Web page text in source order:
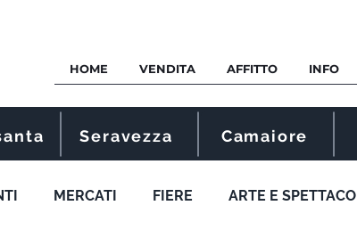
HOME VENDITA AFFITTO INFO
Seravezza Camaiore
MERCATI FIERE ARTE E